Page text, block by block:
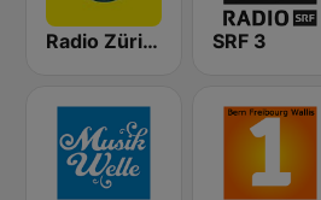
Radio Zürisee SRF 3